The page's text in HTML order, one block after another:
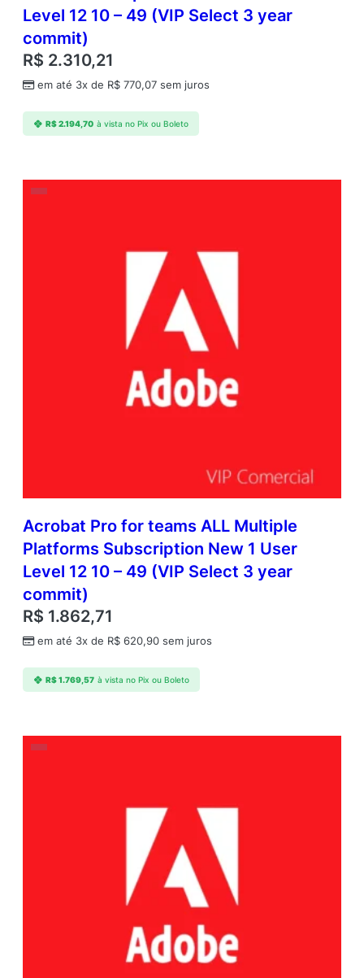
Level 12 10 – 49 (VIP Select 3 year
commit)
R$ 2.310,21
em até 3x de R$ 770,07 sem juros
R$2.194,70 à vista no Pix ou Boleto
Acrobat Pro for teams ALL Multiple
Platforms Subscription New 1 User
Level 12 10 – 49 (VIP Select 3 year
commit)
R$ 1.862,71
em até 3x de R$ 620,90 sem juros
R$1.769,57 à vista no Pix ou Boleto